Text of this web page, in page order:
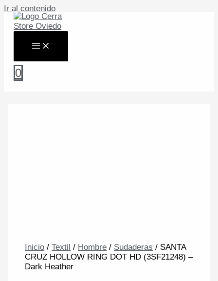
Ir al contenido
0
Inicio /Textil / Hombre / Sudaderas / SANTA
CRUZ HOLLOW RING DOT HD (3SF21248) –
Dark Heather